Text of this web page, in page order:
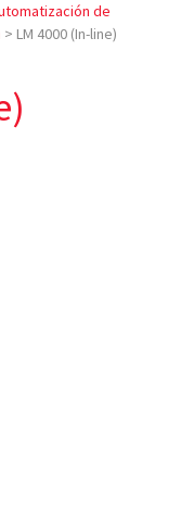
de
> LM 4000 (In-line)